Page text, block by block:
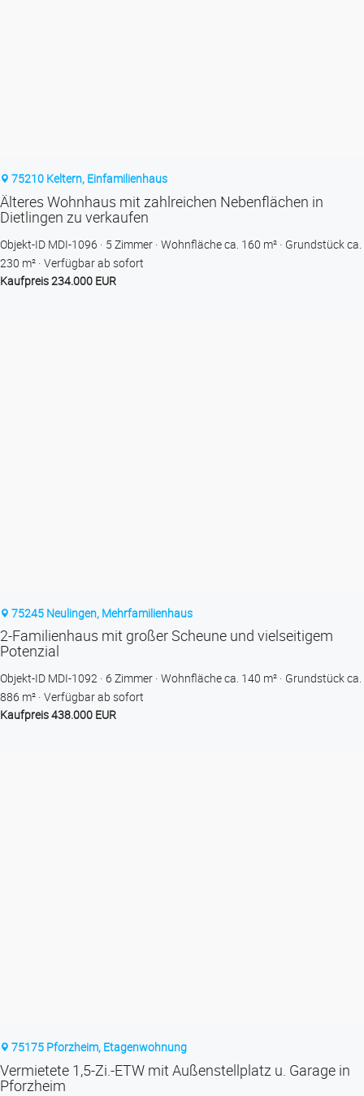
75210 Keltern, Einfamilienhaus
Älteres Wohnhaus mit zahlreichen Nebenflächen in
Dietlingen zu verkaufen
Objekt-ID MDI-1096 5 Zimmer Wohnfläche ca. 160 m²
Grund­stück ca.
230 m² Verfügbar ab sofort
Kaufpreis 234.000 EUR
75245 Neulingen, Mehrfamilienhaus
2-Familienhaus mit großer Scheune und vielseitigem
Potenzial
Objekt-ID MDI-1092 6 Zimmer Wohnfläche ca. 140 m²
Grund­stück ca.
886 m² Verfügbar ab sofort
Kaufpreis 438.000 EUR
75175 Pforzheim, Etagenwohnung
Vermietete 1,5-Zi.-ETW mit Außenstellplatz u. Garage in
Pforzheim